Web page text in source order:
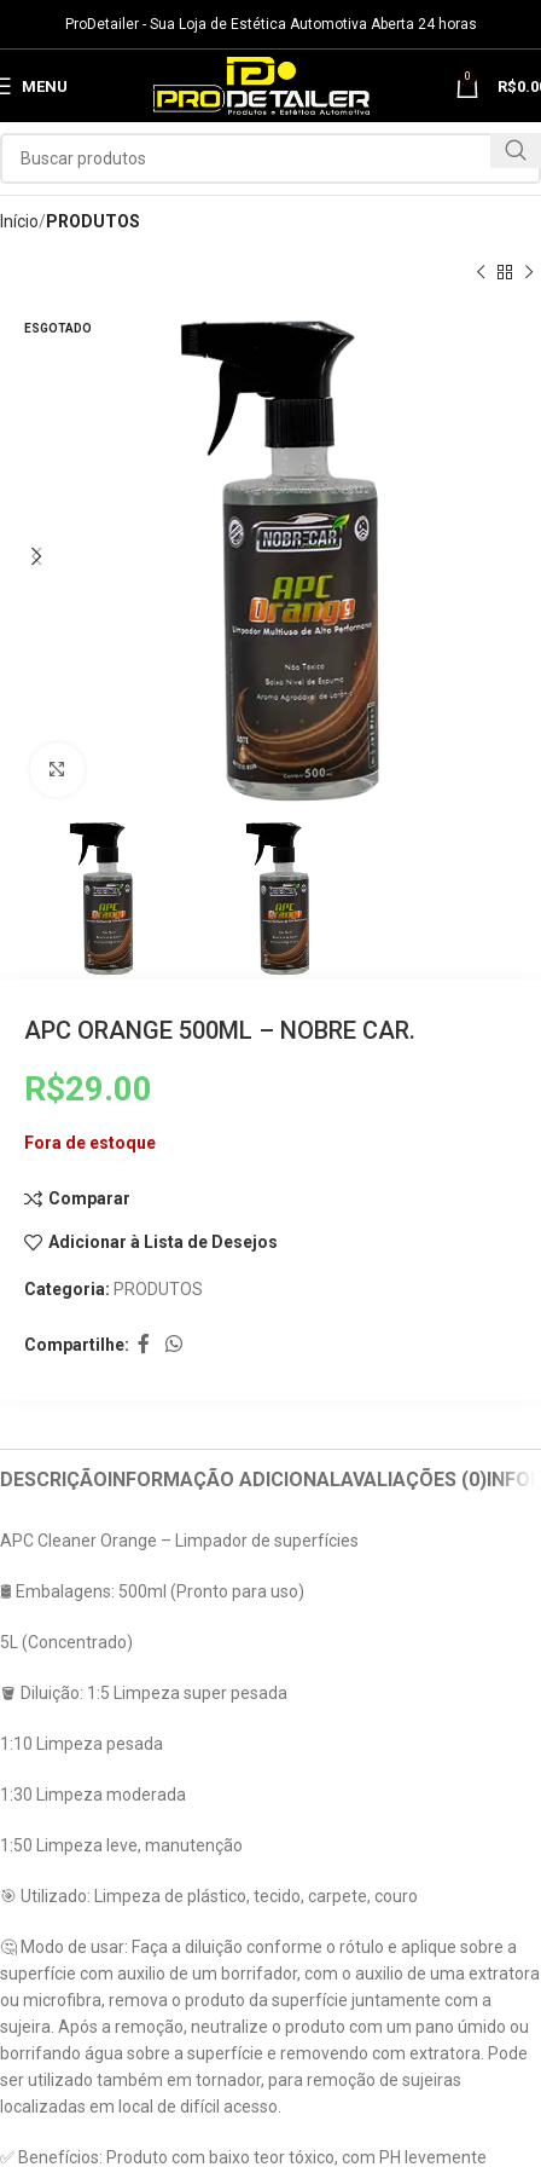
ProDetailer - Sua Loja de Estética Automotiva Aberta 24 horas
MENU
0
R$
Início PRODUTOS
ESGOTADO
APC ORANGE 500ML – NOBRE CAR.
R$29.00
Fora de estoque
Comparar
Adicionar à Lista de Desejos
Categoria: PRODUTOS
Compartilhe:
DESCRIÇÃOINFORMAÇÃO ADICIONALAVALIAÇÕES (0)
APC Cleaner Orange – Limpador de superfícies
🛢️ Embalagens: 500ml (Pronto para uso)
5L (Concentrado)
🪣 Diluição: 1:5 Limpeza super pesada
1:10 Limpeza pesada
1:30 Limpeza moderada
1:50 Limpeza leve, manutenção
🎯 Utilizado: Limpeza de plástico, tecido, carpete, couro
🤔 Modo de usar: Faça a diluição conforme o rótulo e aplique sobre a
superfície com auxilio de um borrifador, com o auxilio de uma extratora
ou microfibra, remova o produto da superfície juntamente com a
sujeira. Após a remoção, neutralize o produto com um pano úmido ou
borrifando água sobre a superfície e removendo com extratora. Pode
ser utilizado também em tornador, para remoção de sujeiras
localizadas em local de difícil acesso.
✅ Benefícios: Produto com baixo teor tóxico, com PH levemente